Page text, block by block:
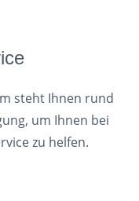
steht Ihnen rund
um Ihnen bei
zu helfen.